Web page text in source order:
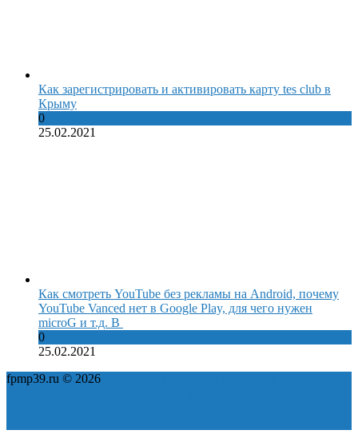
Как зарегистрировать и активировать карту tes club в
Крыму
0
25.02.2021
Как смотреть YouTube без рекламы на Android, почему
YouTube Vanced нет в Google Play, для чего нужен
microG и т.д. В
0
25.02.2021
fpmp39.ru © 2026